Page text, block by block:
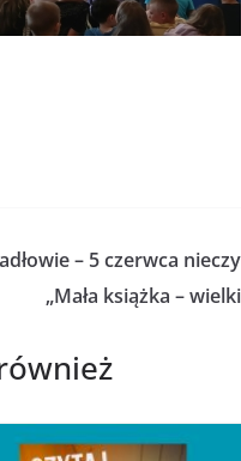
– 5 czerwca
„Mała książka –